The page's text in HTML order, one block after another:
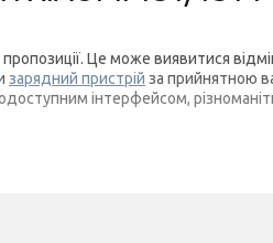
пропозиції. Це може виявитися
зарядний пристрій за прийнятною
інтерфейсом,